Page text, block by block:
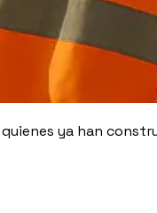
e cantiere spiegati facile
dal vivo e on-demand
ya han